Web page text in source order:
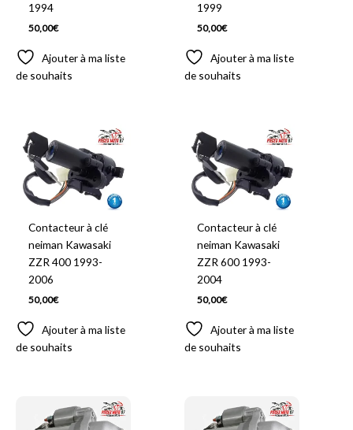
1994
50,00€
Ajouter à ma liste
de souhaits
1999
50,00€
Ajouter à ma liste
de souhaits
Contacteur à clé
neiman Kawasaki
ZZR 400 1993-
2006
50,00€
Ajouter à ma liste
de souhaits
Contacteur à clé
neiman Kawasaki
ZZR 600 1993-
2004
50,00€
Ajouter à ma liste
de souhaits